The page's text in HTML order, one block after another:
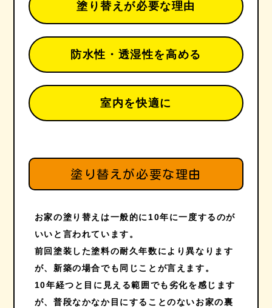
塗り替えが必要な理由
防水性・透湿性を高める
室内を快適に
塗り替えが必要な理由
お家の塗り替えは一般的に10年に一度するのが
いいと言われています。
前回塗装した塗料の耐久年数により異なります
が、新築の場合でも同じことが言えます。
10年経つと目に見える範囲でも劣化を感じます
が、普段なかなか目にすることのないお家の裏